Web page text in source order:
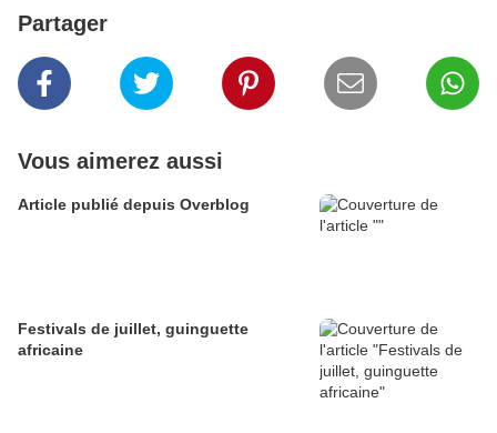
Partager
Vous aimerez aussi
Article publié depuis Overblog
Festivals de juillet, guinguette
africaine